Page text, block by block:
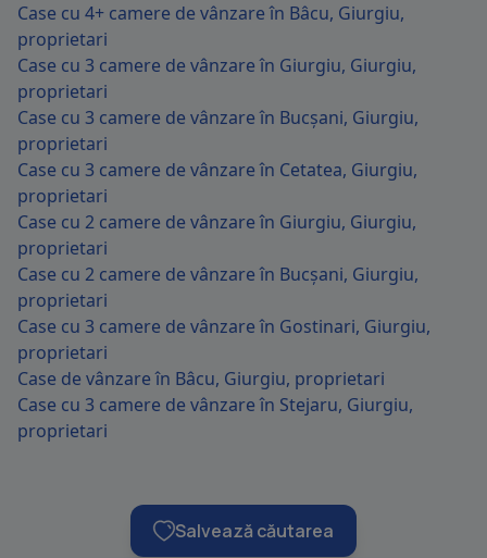
Case cu 4+ camere de vânzare în Bâcu, Giurgiu,
proprietari
Case cu 3 camere de vânzare în Giurgiu, Giurgiu,
proprietari
Case cu 3 camere de vânzare în Bucșani, Giurgiu,
proprietari
Case cu 3 camere de vânzare în Cetatea, Giurgiu,
proprietari
Case cu 2 camere de vânzare în Giurgiu, Giurgiu,
proprietari
Case cu 2 camere de vânzare în Bucșani, Giurgiu,
proprietari
Case cu 3 camere de vânzare în Gostinari, Giurgiu,
proprietari
Case de vânzare în Bâcu, Giurgiu, proprietari
Case cu 3 camere de vânzare în Stejaru, Giurgiu,
proprietari
Salvează căutarea